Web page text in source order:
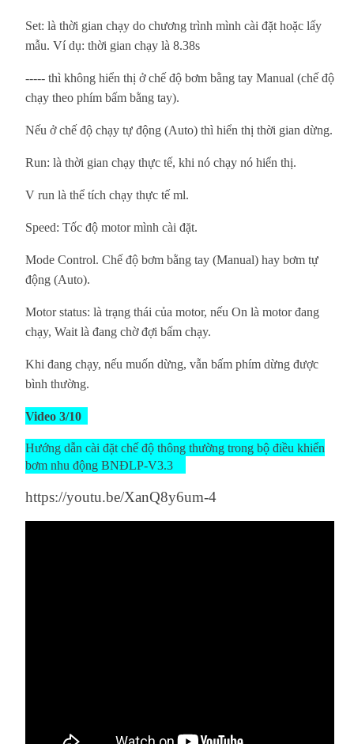
Set: là thời gian chạy do chương trình mình cài đặt hoặc lấy
mẫu. Ví dụ: thời gian chạy là 8.38s
----- thì không hiển thị ở chế độ bơm bằng tay Manual (chế độ
chạy theo phím bấm bằng tay).
Nếu ở chế độ chạy tự động (Auto) thì hiển thị thời gian dừng.
Run: là thời gian chạy thực tế, khi nó chạy nó hiển thị.
V run là thể tích chạy thực tế ml.
Speed: Tốc độ motor mình cài đặt.
Mode Control. Chế độ bơm bằng tay (Manual) hay bơm tự
động (Auto).
Motor status: là trạng thái của motor, nếu On là motor đang
chạy, Wait là đang chờ đợi bấm chạy.
Khi đang chạy, nếu muốn dừng, vẫn bấm phím dừng được
bình thường.
Video 3/10
Hướng dẫn cài đặt chế độ thông thường trong bộ điều khiển
bơm nhu động BNĐLP-V3.3
https://youtu.be/XanQ8y6um-4